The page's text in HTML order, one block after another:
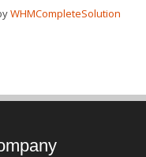
WHMCompleteSolution